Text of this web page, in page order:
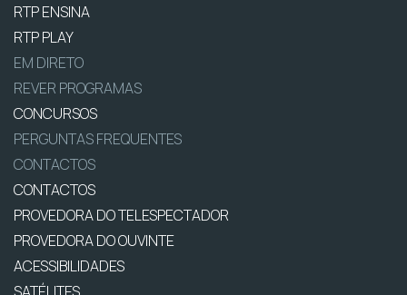
RTP ENSINA
RTP PLAY
EM DIRETO
REVER PROGRAMAS
CONCURSOS
PERGUNTAS FREQUENTES
CONTACTOS
CONTACTOS
PROVEDORA DO TELESPECTADOR
PROVEDORA DO OUVINTE
ACESSIBILIDADES